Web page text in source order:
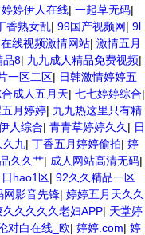
婷伊人在线| 一起草无码|
香熟女乱| 99国产视频网| 9l
在线视频激情网站| 激情五月
品8| 九九成人精品免费视频|
一区二区| 日韩激情婷婷五
成人五月天| 七七婷婷综合|
月婷婷| 九九热这里只有精
人综合| 青青草婷婷久久 | 日
久九| 丁香五月婷婷偷拍| 婷
久久艹| 成人网站高清无码|
日hao1区| 92久久精品一区
网影音先锋| 婷婷五月天久久
久久久久久老妇APP| 天堂婷
对白在线_欧| 婷婷.com| 婷